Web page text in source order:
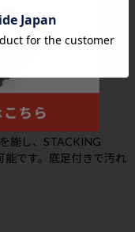
施し、STACKING
能です。底足付きで汚れ